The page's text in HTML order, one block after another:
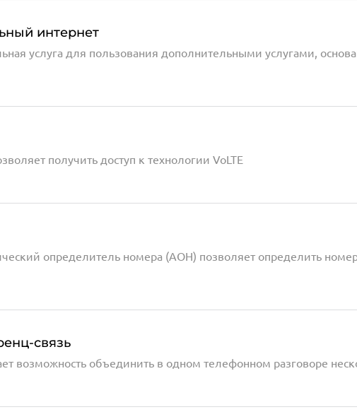
интернет
услуга для пользования дополнительными услугами,
получить доступ к технологии VoLTE
определитель номера (АОН) позволяет определить
связь
возможность объединить в одном телефонном разговоре